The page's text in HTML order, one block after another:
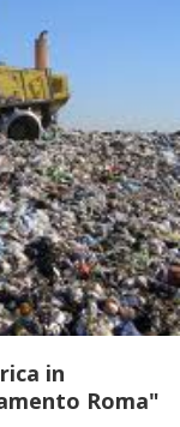
in
Roma"